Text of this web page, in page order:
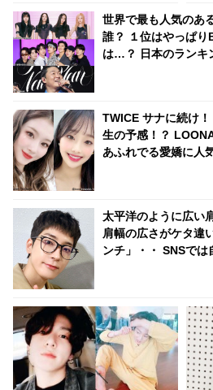
世界で最も人気のあ
誰？ １位はやっぱり
は…？ 日本のランキ
TWICE サナに続け
生の予感！？
あふれでる愛嬌に人
太平洋のように広い
肩幅の広さがケタ違
ンチ」・・ SNSでは